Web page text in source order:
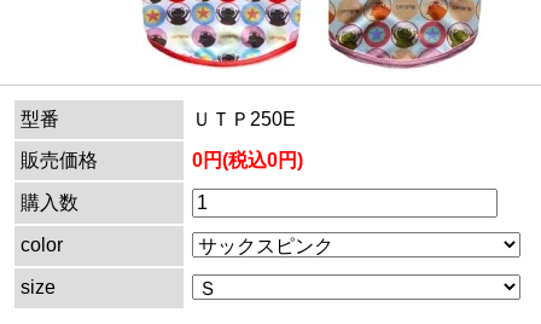
型番
ＵＴＰ250E
販売価格
0円(税込0円)
購入数
color
size